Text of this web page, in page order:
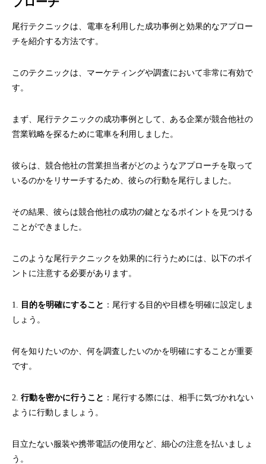
尾行テクニックは、電車を利用した成功事例と効果的なアプロー
チを紹介する方法です。
このテクニックは、マーケティングや調査において非常に有効で
す。
まず、尾行テクニックの成功事例として、ある企業が競合他社の
営業戦略を探るために電車を利用しました。
彼らは、競合他社の営業担当者がどのようなアプローチを取って
いるのかをリサーチするため、彼らの行動を尾行しました。
その結果、彼らは競合他社の成功の鍵となるポイントを見つける
ことができました。
このような尾行テクニックを効果的に行うためには、以下のポイ
ントに注意する必要があります。
1. 目的を明確にすること ：尾行する目的や目標を明確に設定しま
しょう。
何を知りたいのか、何を調査したいのかを明確にすることが重要
です。
2. 行動を密かに行うこと ：尾行する際には、相手に気づかれない
ように行動しましょう。
目立たない服装や携帯電話の使用など、細心の注意を払いましょ
う。